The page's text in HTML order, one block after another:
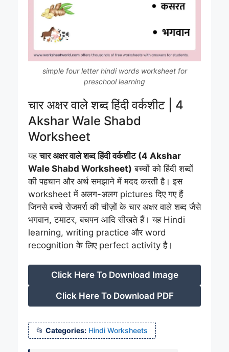
simple four letter hindi words worksheet for
preschool learning
चार अक्षर वाले शब्द हिंदी वर्कशीट | 4
Akshar Wale Shabd
Worksheet
यहचार अक्षर वाले शब्द हिंदी वर्कशीट (4 Akshar
Wale Shabd Worksheet) बच्चों को हिंदी शब्दों
की पहचान और अर्थ समझाने में मदद करती है। इस
worksheet में अलग-अलग pictures दिए गए हैं
जिनसे बच्चे रोजमर्रा की चीज़ों के चार अक्षर वाले शब्द जैसे
भगवान, टमाटर, बचपन आदि सीखते हैं। यह Hindi
learning, writing practice और word
recognition के लिए perfect activity है।
Click Here To Download Image
Click Here To Download PDF
Categories: Hindi Worksheets